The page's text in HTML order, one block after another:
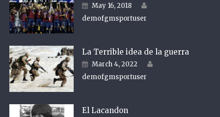
Posted on
May 16, 2018
demofgmsportuser
La Terrible idea de la guerra
Posted on
March 4, 2022
demofgmsportuser
El Lacandon